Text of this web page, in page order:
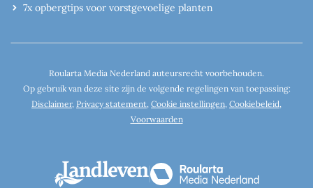
7x opbergtips voor vorstgevoelige planten
Roularta Media Nederland auteursrecht voorbehouden.
Op gebruik van deze site zijn de volgende regelingen van toepassing:
Disclaimer, Privacy statement, Cookie instellingen, Cookiebeleid,
Voorwaarden